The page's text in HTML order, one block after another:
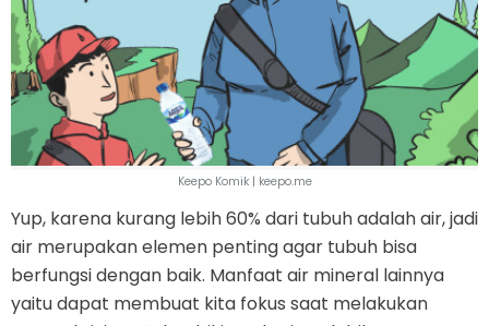
Keepo Komik | keepo.me
Yup, karena kurang lebih 60% dari tubuh adalah air, jadi
air merupakan elemen penting agar tubuh bisa
berfungsi dengan baik. Manfaat air mineral lainnya
yaitu dapat membuat kita fokus saat melakukan